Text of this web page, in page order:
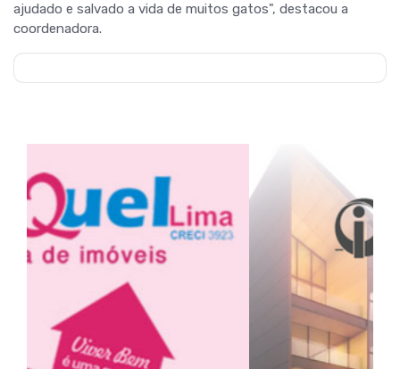
ajudado e salvado a vida de muitos gatos", destacou a
coordenadora.